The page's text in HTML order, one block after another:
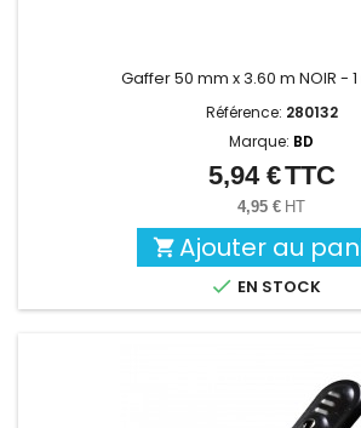
Gaffer 50 mm x 3.60 m NOIR -
Référence: 280132
Marque: BD
Prix
5,94 €TTC
4,95 € HT
 Ajouter au
 EN STOCK